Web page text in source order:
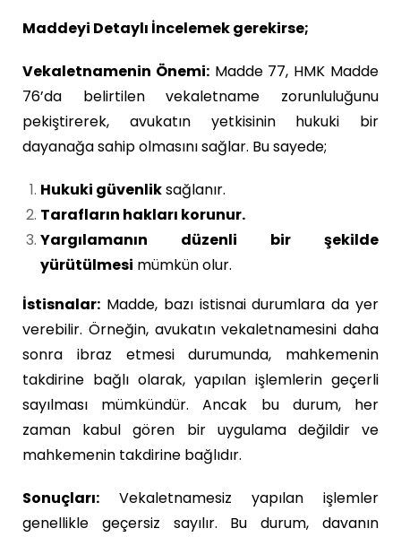
Maddeyi Detaylı İncelemek gerekirse;
Vekaletnamenin Önemi:Madde 77, HMK Madde
76’da belirtilen vekaletname zorunluluğunu
pekiştirerek, avukatın yetkisinin hukuki bir
dayanağa sahip olmasını sağlar. Bu sayede;
Hukuki güvenliksağlanır.
Tarafların hakları korunur.
Yargılamanın düzenli bir şekilde
yürütülmesi mümkün olur.
İstisnalar: Madde, bazı istisnai durumlara da yer
verebilir. Örneğin, avukatın vekaletnamesini daha
sonra ibraz etmesi durumunda, mahkemenin
takdirine bağlı olarak, yapılan işlemlerin geçerli
sayılması mümkündür. Ancak bu durum, her
zaman kabul gören bir uygulama değildir ve
mahkemenin takdirine bağlıdır.
Sonuçları: Vekaletnamesiz yapılan işlemler
genellikle geçersiz sayılır. Bu durum, davanın